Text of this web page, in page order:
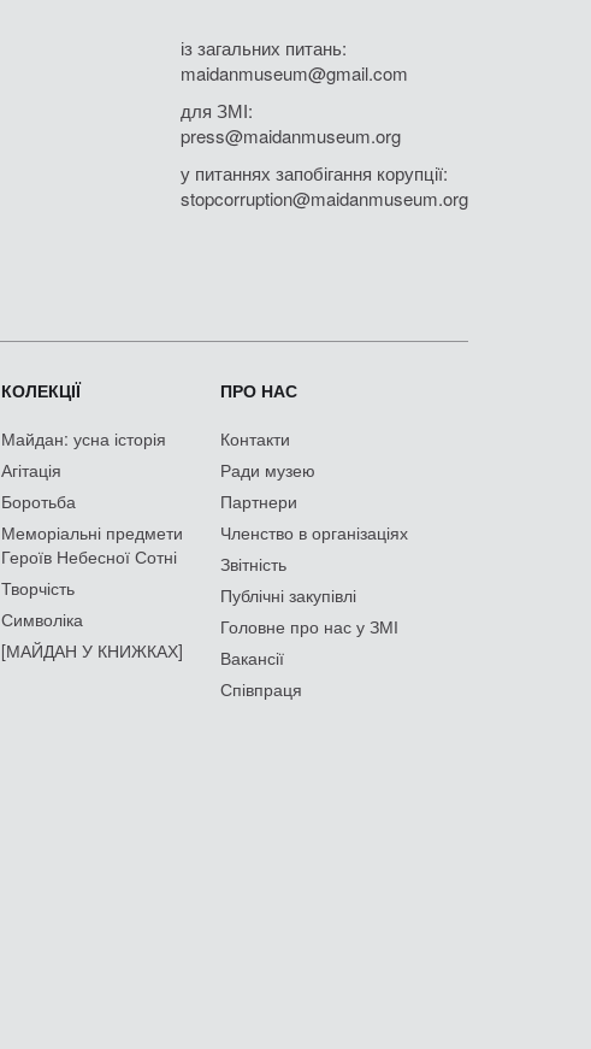
із загальних питань:
maidanmuseum@gmail.com
для ЗМІ:
press@maidanmuseum.org
у питаннях запобігання корупції:
stopcorruption@maidanmuseum.org
КОЛЕКЦІЇ
Майдан: усна історія
Агітація
Боротьба
Меморіальні предмети
Героїв Небесної Сотні
Творчість
Символіка
[МАЙДАН У КНИЖКАХ]
ПРО НАС
Контакти
Ради музею
Партнери
Членство в організаціях
Звітність
Публічні закупівлі
Головне про нас у ЗМІ
Вакансії
Співпраця